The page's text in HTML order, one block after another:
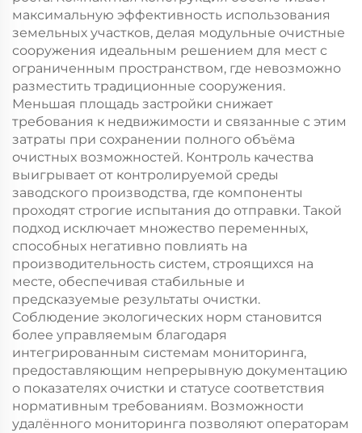
максимальную эффективность использования
земельных участков, делая модульные очистные
сооружения идеальным решением для мест с
ограниченным пространством, где невозможно
разместить традиционные сооружения.
Меньшая площадь застройки снижает
требования к недвижимости и связанные с этим
затраты при сохранении полного объёма
очистных возможностей. Контроль качества
выигрывает от контролируемой среды
заводского производства, где компоненты
проходят строгие испытания до отправки. Такой
подход исключает множество переменных,
способных негативно повлиять на
производительность систем, строящихся на
месте, обеспечивая стабильные и
предсказуемые результаты очистки.
Соблюдение экологических норм становится
более управляемым благодаря
интегрированным системам мониторинга,
предоставляющим непрерывную документацию
о показателях очистки и статусе соответствия
нормативным требованиям. Возможности
удалённого мониторинга позволяют операторам